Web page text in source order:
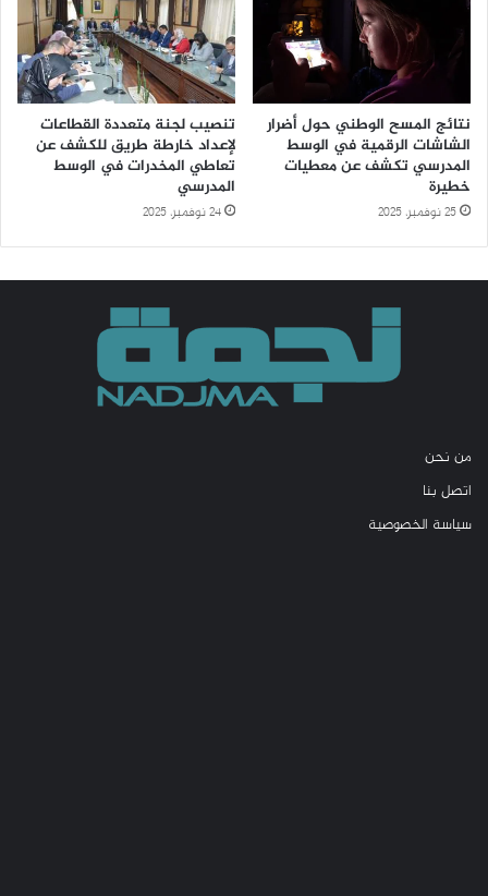
نتائج المسح الوطني حول أضرار
الشاشات الرقمية في الوسط
المدرسي تكشف عن معطيات
خطيرة
25 نوفمبر، 2025
تنصيب لجنة متعددة القطاعات
لإعداد خارطة طريق للكشف عن
تعاطي المخدرات في الوسط
المدرسي
24 نوفمبر، 2025
من نحن
اتصل بنا
سياسة الخصوصية